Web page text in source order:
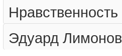
Нравственность
Эдуард Лимонов